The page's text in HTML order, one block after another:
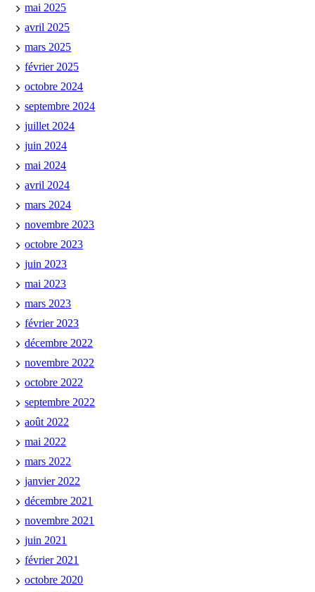
mai 2025
avril 2025
mars 2025
février 2025
octobre 2024
septembre 2024
juillet 2024
juin 2024
mai 2024
avril 2024
mars 2024
novembre 2023
octobre 2023
juin 2023
mai 2023
mars 2023
février 2023
décembre 2022
novembre 2022
octobre 2022
septembre 2022
août 2022
mai 2022
mars 2022
janvier 2022
décembre 2021
novembre 2021
juin 2021
février 2021
octobre 2020